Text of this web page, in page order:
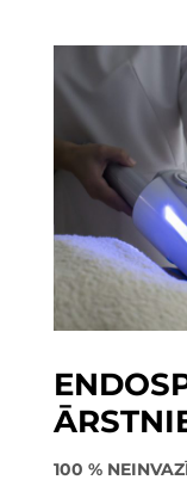
100 %